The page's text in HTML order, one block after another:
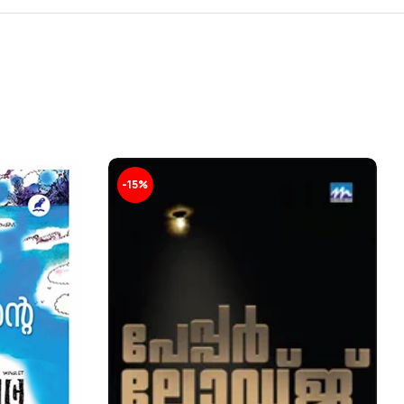
-15% -15%